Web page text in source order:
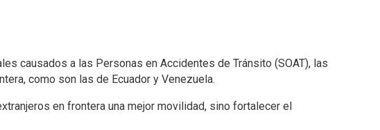
causados a las Personas en Accidentes de Tránsito (SOAT), las
como son las de Ecuador y Venezuela.
en frontera una mejor movilidad, sino fortalecer el